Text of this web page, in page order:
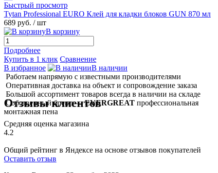
Быстрый просмотр
Tytan Professional EURO Клей для кладки блоков GUN 870 мл
689 руб. / шт
В корзину
Подробнее
Купить в 1 клик Сравнение
В избранное
В наличии
Работаем напрямую с известными производителями
Оперативная доставка на объект и сопровождение заказа
Большой ассортимент товаров всегда в наличии на складе
Собственный бренд —EVERGREAT профессиональная
монтажная пена
Отзывы клиентов
Cредняя оценка магазина
4.2
Общий рейтинг в Яндексе на основе отзывов покупателей
Оставить отзыв